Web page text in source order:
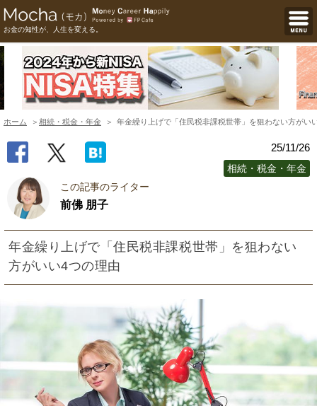
お金の知性が、人生を変える。
ホーム 相続・税金・年金 年金繰り上げで「住民税非課税世帯」を狙わない方がい
25/11/26
相続・税金・年金
この記事のライター
前佛 朋子
年金繰り上げで「住民税非課税世帯」を狙わない
方がいい4つの理由